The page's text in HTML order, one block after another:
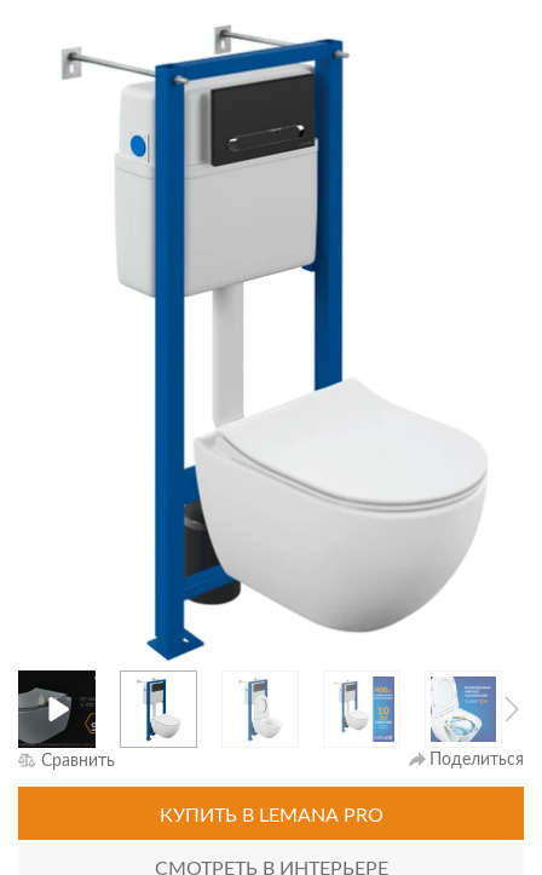
Сравнить Поделиться
КУПИТЬ В LEMANA PRO
СМОТРЕТЬ В ИНТЕРЬЕРЕ